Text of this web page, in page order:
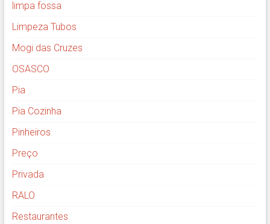
limpa fossa
Limpeza Tubos
Mogi das Cruzes
OSASCO
Pia
Pia Cozinha
Pinheiros
Preço
Privada
RALO
Restaurantes